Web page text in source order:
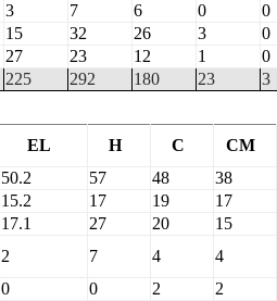
3 7 6 0 0
15 32 26 3 0
27 23 12 1 0
225 292 180 23 3
EL H C CM
50.2 57 48 38
15.2 17 19 17
17.1 27 20 15
2 7 4 4
0 0 2 2